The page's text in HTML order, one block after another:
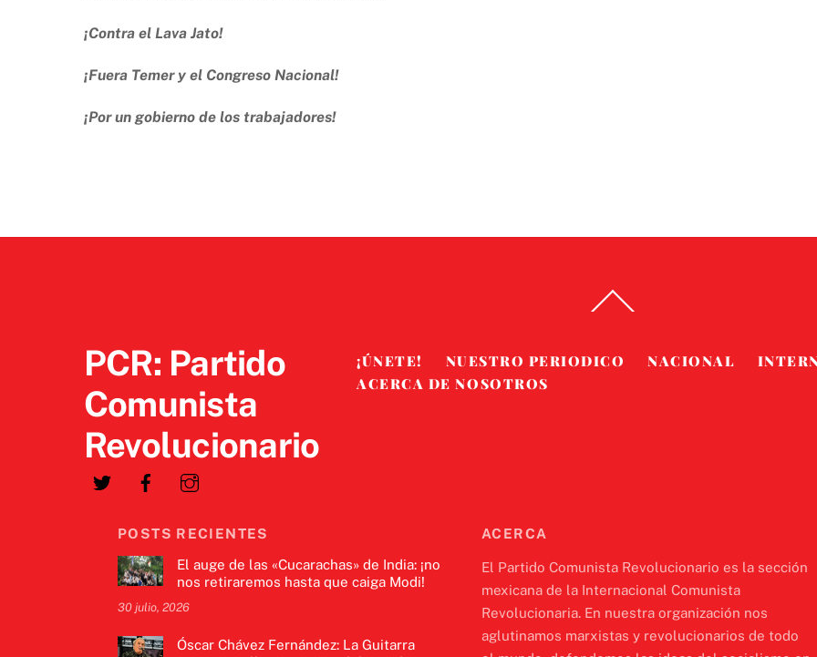
¡Contra el Lava Jato!
¡Fuera Temer y el Congreso Nacional!
¡Por un gobierno de los trabajadores!
To
PCR: Partido
Comunista
Revolucionario
¡ÚNETE! NUESTRO PERIODICO NACIONAL
ACERCA DE NOSOTROS
POSTS RECIENTES
El auge de las «Cucarachas» de India: ¡no
nos retiraremos hasta que caiga Modi!
30 julio, 2026
Óscar Chávez Fernández: La Guitarra
ACERCA
El Partido Comunista Revolucionario es la sección
mexicana de la Internacional Comunista
Revolucionaria. En nuestra organización nos
aglutinamos marxistas y revolucionarios de todo